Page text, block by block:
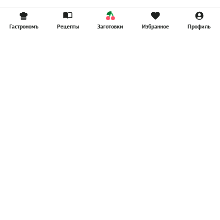
Гастрономъ Рецепты Заготовки Избранное Профиль